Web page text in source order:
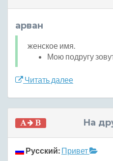
арван
женское имя.
Мою подругу
Читать далее
На
Русский: Привет